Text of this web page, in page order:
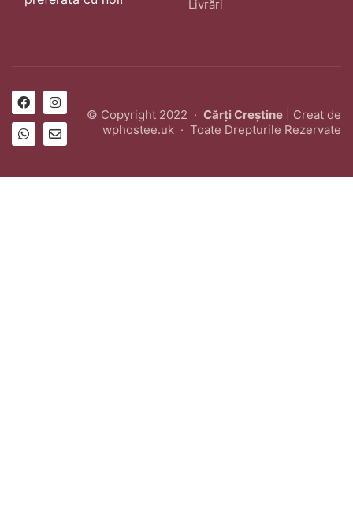
Livrări
© Copyright 2022 · Cărți Creștine | Creat de
wphostee.uk · Toate Drepturile Rezervate